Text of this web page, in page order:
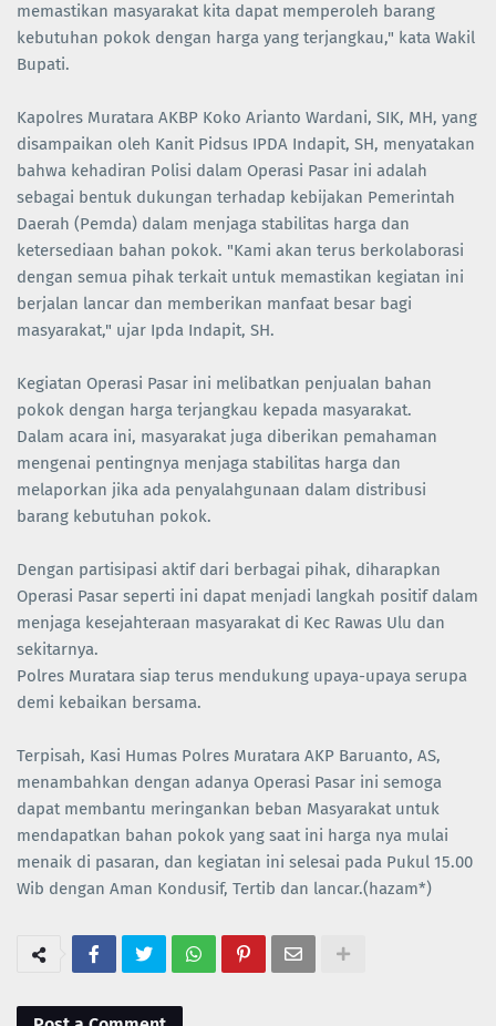
memastikan masyarakat kita dapat memperoleh barang
kebutuhan pokok dengan harga yang terjangkau," kata Wakil
Bupati.
Kapolres Muratara AKBP Koko Arianto Wardani, SIK, MH, yang
disampaikan oleh Kanit Pidsus IPDA Indapit, SH, menyatakan
bahwa kehadiran Polisi dalam Operasi Pasar ini adalah
sebagai bentuk dukungan terhadap kebijakan Pemerintah
Daerah (Pemda) dalam menjaga stabilitas harga dan
ketersediaan bahan pokok. "Kami akan terus berkolaborasi
dengan semua pihak terkait untuk memastikan kegiatan ini
berjalan lancar dan memberikan manfaat besar bagi
masyarakat," ujar Ipda Indapit, SH.
Kegiatan Operasi Pasar ini melibatkan penjualan bahan
pokok dengan harga terjangkau kepada masyarakat.
Dalam acara ini, masyarakat juga diberikan pemahaman
mengenai pentingnya menjaga stabilitas harga dan
melaporkan jika ada penyalahgunaan dalam distribusi
barang kebutuhan pokok.
Dengan partisipasi aktif dari berbagai pihak, diharapkan
Operasi Pasar seperti ini dapat menjadi langkah positif dalam
menjaga kesejahteraan masyarakat di Kec Rawas Ulu dan
sekitarnya.
Polres Muratara siap terus mendukung upaya-upaya serupa
demi kebaikan bersama.
Terpisah, Kasi Humas Polres Muratara AKP Baruanto, AS,
menambahkan dengan adanya Operasi Pasar ini semoga
dapat membantu meringankan beban Masyarakat untuk
mendapatkan bahan pokok yang saat ini harga nya mulai
menaik di pasaran, dan kegiatan ini selesai pada Pukul 15.00
Wib dengan Aman Kondusif, Tertib dan lancar.(hazam*)